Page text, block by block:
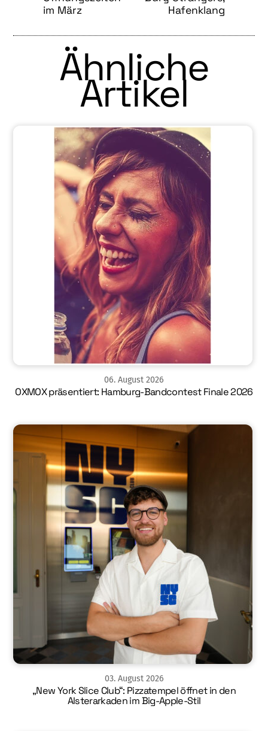
im März
Hafenklang
Ähnliche
Artikel
06. August 2026
OXMOX präsentiert: Hamburg-Bandcontest Finale 2026
03. August 2026
„New York Slice Club“: Pizzatempel öffnet in den
Alsterarkaden im Big-Apple-Stil